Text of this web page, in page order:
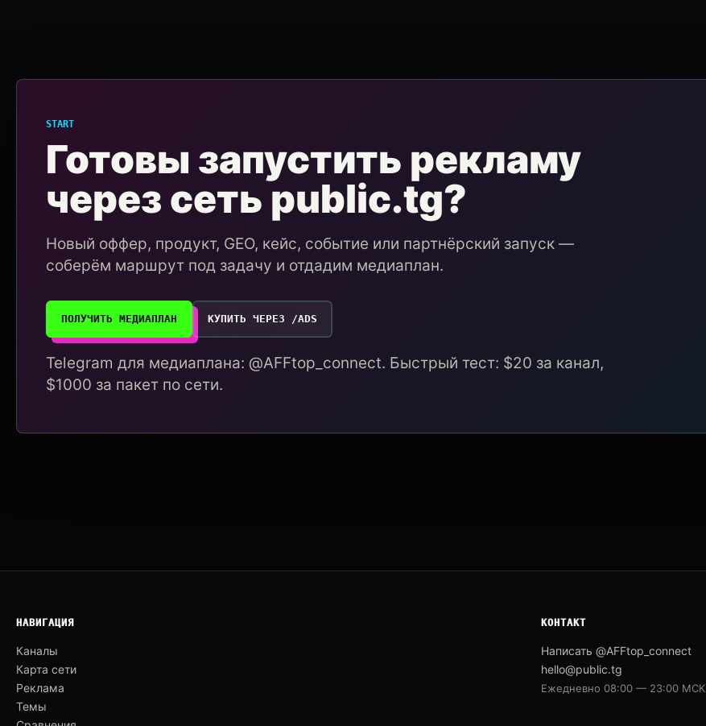
START
Готовы запустить рекламу
через сеть public.tg?
Новый оффер, продукт, GEO, кейс, событие или партнёрский запуск —
соберём маршрут под задачу и отдадим медиаплан.
ПОЛУЧИТЬ МЕДИАПЛАН КУПИТЬ ЧЕРЕЗ /ADS
Telegram для медиаплана: @AFFtop_connect. Быстрый тест: $20 за канал,
$1000 за пакет по сети.
НАВИГАЦИЯ
Каналы
Карта сети
Реклама
Темы
КОНТАКТ
Написать @AFFtop_connect
hello@public.tg
Ежедневно 08:00 — 23:00 МСК